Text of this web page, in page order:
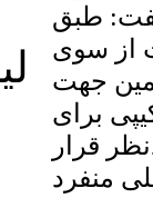
طبق
از سوی
جهت
برای
قرار